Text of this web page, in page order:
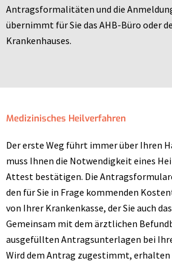
Antragsformalitäten und die
übernimmt für Sie das AHB-Büro oder
Krankenhauses.
Medizinisches Heilverfahren
Der erste Weg führt immer über Ihren
muss Ihnen die Notwendigkeit eines
Attest bestätigen. Die
den für Sie in Frage kommenden
von Ihrer Krankenkasse, der Sie auch
Gemeinsam mit dem ärztlichen
ausgefüllten Antragsunterlagen bei
Wird dem Antrag zugestimmt, erhalten